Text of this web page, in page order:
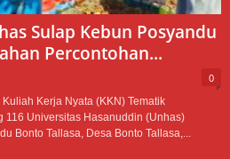
Sulap Kebun Posyandu
Percontohan...
0
Kerja Nyata (KKN) Tematik
116 Universitas Hasanuddin (Unhas)
Bonto Tallasa, Desa Bonto Tallasa,...